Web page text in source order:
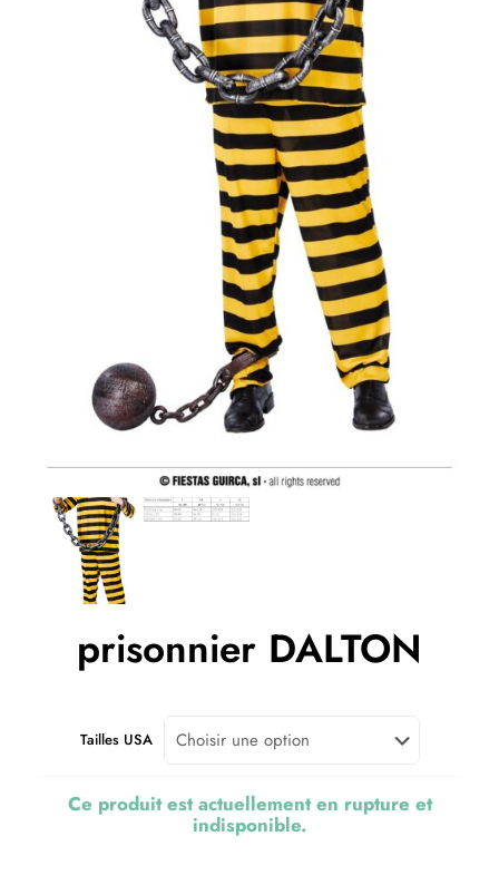
prisonnier DALTON
Tailles USA
Ce produit est actuellement en rupture et
indisponible.